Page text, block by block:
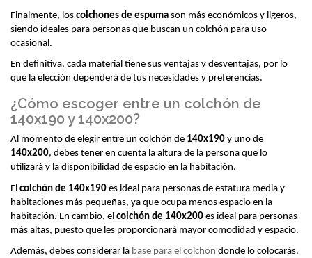
Finalmente, los colchones de espuma son más económicos y ligeros,
siendo ideales para personas que buscan un colchón para uso
ocasional.
En definitiva, cada material tiene sus ventajas y desventajas, por lo
que la elección dependerá de tus necesidades y preferencias.
¿Cómo escoger entre un colchón de
140x190 y 140x200?
Al momento de elegir entre un colchón de 140x190
140x200, debes tener en cuenta la altura de la persona que lo
utilizará y la disponibilidad de espacio en la habitación.
El colchón de 140x190 es ideal para personas de estatura media y
habitaciones más pequeñas, ya que ocupa menos espacio en la
habitación. En cambio, el colchón de 140x200 es ideal para personas
más altas, puesto que les proporcionará mayor comodidad y espacio.
Además, debes considerar la base para el colchón donde lo colocarás.